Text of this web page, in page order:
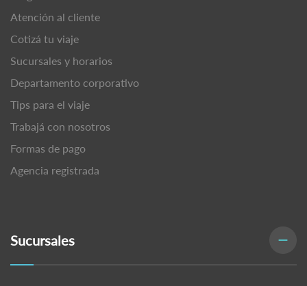
Atención al cliente
Cotizá tu viaje
Sucursales y horarios
Departamento corporativo
Tips para el viaje
Trabajá con nosotros
Formas de pago
Agencia registrada
Sucursales